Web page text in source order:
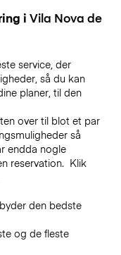
i Vila Nova de
service, der
så du kan
planer, til den
over til blot et par
så
endda nogle
reservation. Klik
den bedste
og de fleste